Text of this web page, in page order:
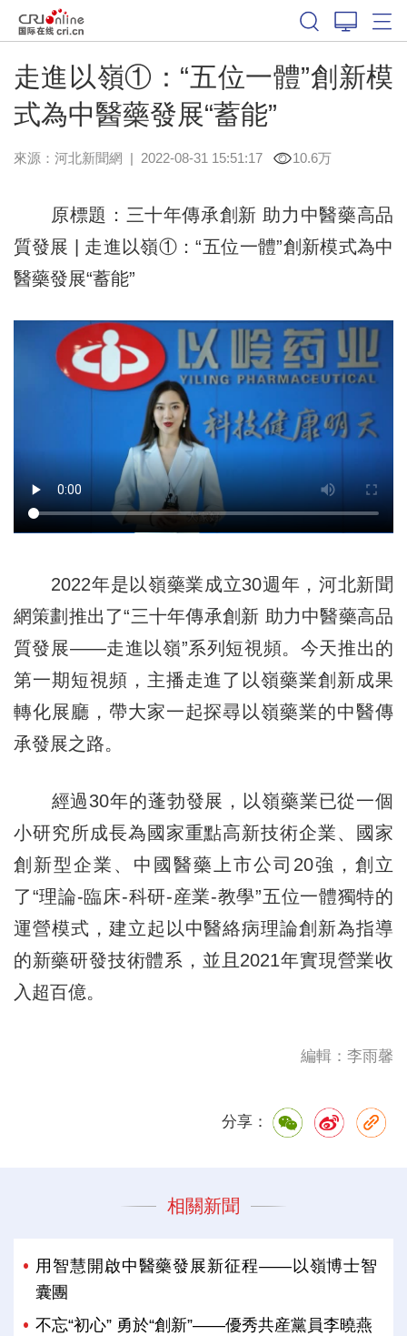
走進以嶺①：“五位一體”創新模
式為中醫藥發展“蓄能”
來源： 河北新聞網 | 2022-08-31 15:51:17 10.6万
原標題：三十年傳承創新 助力中醫藥高品
質發展 | 走進以嶺①：“五位一體”創新模式為中
醫藥發展“蓄能”
2022年是以嶺藥業成立30週年，河北新聞
網策劃推出了“三十年傳承創新 助力中醫藥高品
質發展——走進以嶺”系列短視頻。今天推出的
第一期短視頻，主播走進了以嶺藥業創新成果
轉化展廳，帶大家一起探尋以嶺藥業的中醫傳
承發展之路。
經過30年的蓬勃發展，以嶺藥業已從一個
小研究所成長為國家重點高新技術企業、國家
創新型企業、中國醫藥上市公司20強，創立
了“理論-臨床-科研-産業-教學”五位一體獨特的
運營模式，建立起以中醫絡病理論創新為指導
的新藥研發技術體系，並且2021年實現營業收
入超百億。
編輯：李雨馨
分享：
相關新聞
用智慧開啟中醫藥發展新征程——以嶺博士智
囊團
不忘“初心” 勇於“創新”——優秀共産黨員李曉燕